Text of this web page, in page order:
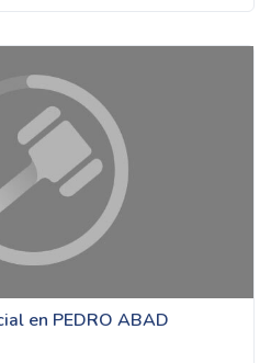
en PEDRO ABAD